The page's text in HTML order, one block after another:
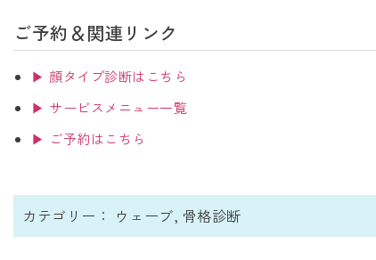
ご予約＆関連リンク
▶ 顔タイプ診断はこちら
▶ サービスメニュー一覧
▶ ご予約はこちら
カテゴリー： ウェーブ, 骨格診断